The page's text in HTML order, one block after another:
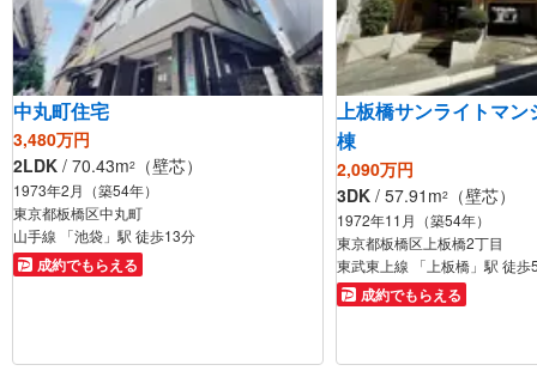
中丸町住宅
3,480万円
2LDK / 70.43m2 （壁芯）
1973年2月（築54年）
東京都板橋区中丸町
山手線 「池袋」駅 徒歩13分
成約でもらえる
上板橋サンライトマ
棟
2,090万円
3DK / 57.91m2 （壁芯）
1972年11月（築54年）
東京都板橋区上板橋2丁目
東武東上線 「上板橋」駅 徒歩
成約でもらえる